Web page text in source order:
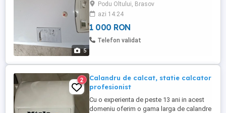
5
Podu Oltului, Brasov
azi 14:24
1 000 RON
Telefon validat
2
Calandru de calcat, statie calcator
profesionist
Cu o experienta de peste 13 ani in acest
domeniu oferim o gama larga de calandre